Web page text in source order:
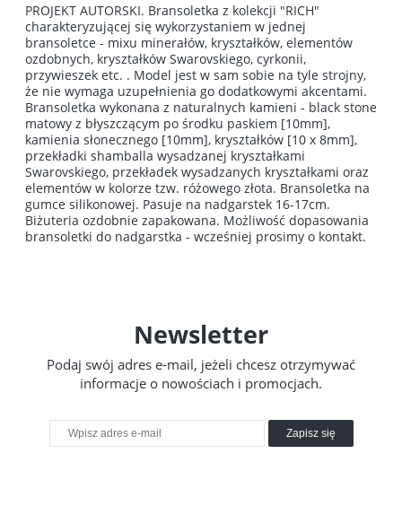
PROJEKT AUTORSKI. Bransoletka z kolekcji "RICH"
charakteryzującej się wykorzystaniem w jednej
bransoletce - mixu minerałów, kryształków, elementów
ozdobnych, kryształków Swarovskiego, cyrkonii,
przywieszek etc. . Model jest w sam sobie na tyle strojny,
że nie wymaga uzupełnienia go dodatkowymi akcentami.
Bransoletka wykonana z naturalnych kamieni - black stone
matowy z błyszczącym po środku paskiem [10mm],
kamienia słonecznego [10mm], kryształków [10 x 8mm],
przekładki shamballa wysadzanej kryształkami
Swarovskiego, przekładek wysadzanych kryształkami oraz
elementów w kolorze tzw. różowego złota. Bransoletka na
gumce silikonowej. Pasuje na nadgarstek 16-17cm.
Biżuteria ozdobnie zapakowana. Możliwość dopasowania
bransoletki do nadgarstka - wcześniej prosimy o kontakt.
Newsletter
Podaj swój adres e-mail, jeżeli chcesz otrzymywać
informacje o nowościach i promocjach.
Zapisz się